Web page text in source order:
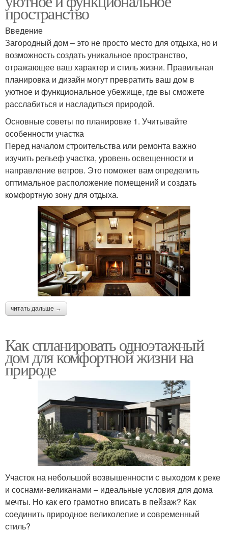
пространство
Введение
Загородный дом – это не просто место для отдыха, но и
возможность создать уникальное пространство,
отражающее ваш характер и стиль жизни. Правильная
планировка и дизайн могут превратить ваш дом в
уютное и функциональное убежище, где вы сможете
расслабиться и насладиться природой.
Основные советы по планировке 1. Учитывайте
особенности участка
Перед началом строительства или ремонта важно
изучить рельеф участка, уровень освещенности и
направление ветров. Это поможет вам определить
оптимальное расположение помещений и создать
комфортную зону для отдыха.
читать дальше →
Как спланировать одноэтажный
дом для комфортной жизни на
природе
Участок на небольшой возвышенности с выходом к реке
и соснами-великанами – идеальные условия для дома
мечты. Но как его грамотно вписать в пейзаж? Как
соединить природное великолепие и современный
стиль?